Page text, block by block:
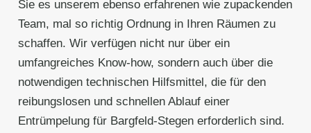
Sie es unserem ebenso erfahrenen wie zupackenden
Team, mal so richtig Ordnung in Ihren Räumen zu
schaffen. Wir verfügen nicht nur über ein
umfangreiches Know-how, sondern auch über die
notwendigen technischen Hilfsmittel, die für den
reibungslosen und schnellen Ablauf einer
Entrümpelung für Bargfeld-Stegen erforderlich sind.